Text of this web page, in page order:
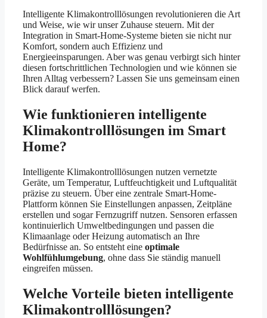
Intelligente Klimakontrolllösungen revolutionieren die Art
und Weise, wie wir unser Zuhause steuern. Mit der
Integration in Smart-Home-Systeme bieten sie nicht nur
Komfort, sondern auch Effizienz und
Energieeinsparungen. Aber was genau verbirgt sich hinter
diesen fortschrittlichen Technologien und wie können sie
Ihren Alltag verbessern? Lassen Sie uns gemeinsam einen
Blick darauf werfen.
Wie funktionieren intelligente
Klimakontrolllösungen im Smart
Home?
Intelligente Klimakontrolllösungen nutzen vernetzte
Geräte, um Temperatur, Luftfeuchtigkeit und Luftqualität
präzise zu steuern. Über eine zentrale Smart-Home-
Plattform können Sie Einstellungen anpassen, Zeitpläne
erstellen und sogar Fernzugriff nutzen. Sensoren erfassen
kontinuierlich Umweltbedingungen und passen die
Klimaanlage oder Heizung automatisch an Ihre
Bedürfnisse an. So entsteht eine optimale
Wohlfühlumgebung, ohne dass Sie ständig manuell
eingreifen müssen.
Welche Vorteile bieten intelligente
Klimakontrolllösungen?